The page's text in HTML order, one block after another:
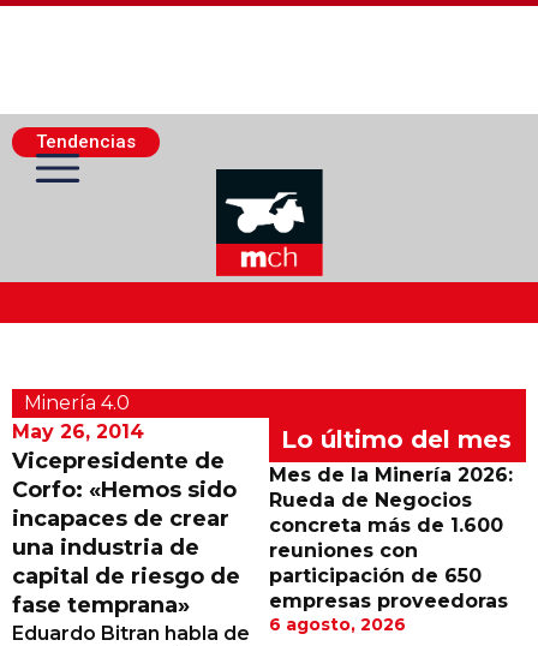
Tendencias
Actualidad Minera
Minería Superficie
Minerí­a Subterránea
Proveedores
Canal Digital
Minerí­a 4.0
May 26, 2014
Vicepresidente de
Corfo: «Hemos sido
incapaces de crear
una industria de
capital de riesgo de
fase temprana»
Eduardo Bitran habla de
Lo último del mes
Mes de la Minería 2026:
Rueda de Negocios
concreta más de 1.600
reuniones con
participación de 650
empresas proveedoras
6 agosto, 2026